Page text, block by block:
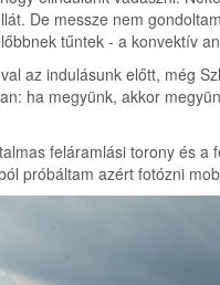
De messze nem
tűntek - a konvektív
az indulásunk előtt, még
ha megyünk, akkor
feláramlási torony és
próbáltam azért fotózni